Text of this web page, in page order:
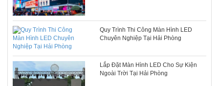
Quy Trình Thi Công Màn Hình LED
Chuyên Nghiệp Tại Hải Phòng
Lắp Đặt Màn Hình LED Cho Sự Kiện
Ngoài Trời Tại Hải Phòng